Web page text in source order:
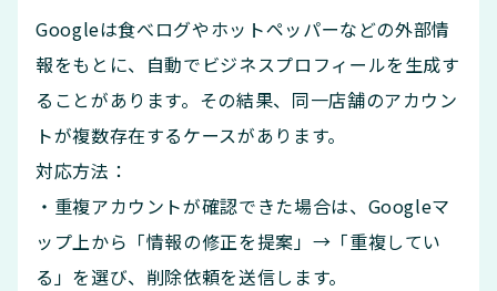
Googleは食べログやホットペッパーなどの外部情
報をもとに、自動でビジネスプロフィールを生成す
ることがあります。その結果、同一店舗のアカウン
トが複数存在するケースがあります。
対応方法：
・重複アカウントが確認できた場合は、Googleマ
ップ上から「情報の修正を提案」→「重複してい
る」を選び、削除依頼を送信します。